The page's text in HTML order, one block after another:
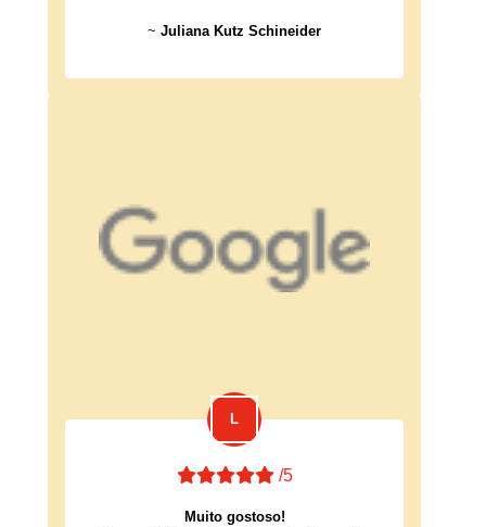
~ Juliana Kutz Schineider
/5
Muito gostoso!